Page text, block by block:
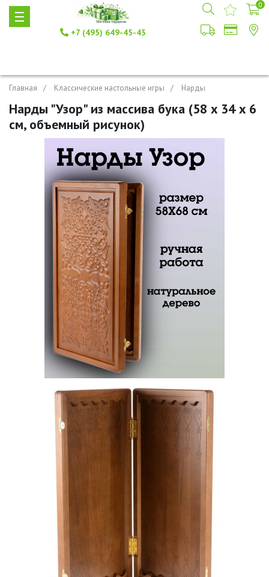
+7 (495) 649-45-43
0
Главная Классические настольные игры Нарды
Нарды "Узор" из массива бука (58 x 34 x 6
см, объемный рисунок)